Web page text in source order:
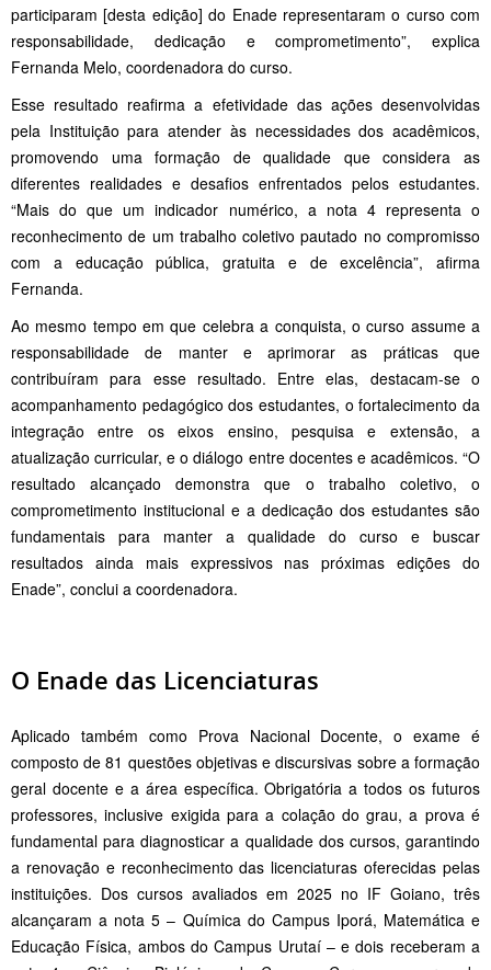
participaram [desta edição] do Enade representaram o curso com
responsabilidade, dedicação e comprometimento”, explica
Fernanda Melo, coordenadora do curso.
Esse resultado reafirma a efetividade das ações desenvolvidas
pela Instituição para atender às necessidades dos acadêmicos,
promovendo uma formação de qualidade que considera as
diferentes realidades e desafios enfrentados pelos estudantes.
“Mais do que um indicador numérico, a nota 4 representa o
reconhecimento de um trabalho coletivo pautado no compromisso
com a educação pública, gratuita e de excelência”, afirma
Fernanda.
Ao mesmo tempo em que celebra a conquista, o curso assume a
responsabilidade de manter e aprimorar as práticas que
contribuíram para esse resultado. Entre elas, destacam-se o
acompanhamento pedagógico dos estudantes, o fortalecimento da
integração entre os eixos ensino, pesquisa e extensão, a
atualização curricular, e o diálogo entre docentes e acadêmicos. “O
resultado alcançado demonstra que o trabalho coletivo, o
comprometimento institucional e a dedicação dos estudantes são
fundamentais para manter a qualidade do curso e buscar
resultados ainda mais expressivos nas próximas edições do
Enade”, conclui a coordenadora.
O Enade das Licenciaturas
Aplicado também como Prova Nacional Docente, o exame é
composto de 81 questões objetivas e discursivas sobre a formação
geral docente e a área específica. Obrigatória a todos os futuros
professores, inclusive exigida para a colação do grau, a prova é
fundamental para diagnosticar a qualidade dos cursos, garantindo
a renovação e reconhecimento das licenciaturas oferecidas pelas
instituições. Dos cursos avaliados em 2025 no IF Goiano, três
alcançaram a nota 5 – Química do Campus Iporá, Matemática e
Educação Física, ambos do Campus Urutaí – e dois receberam a